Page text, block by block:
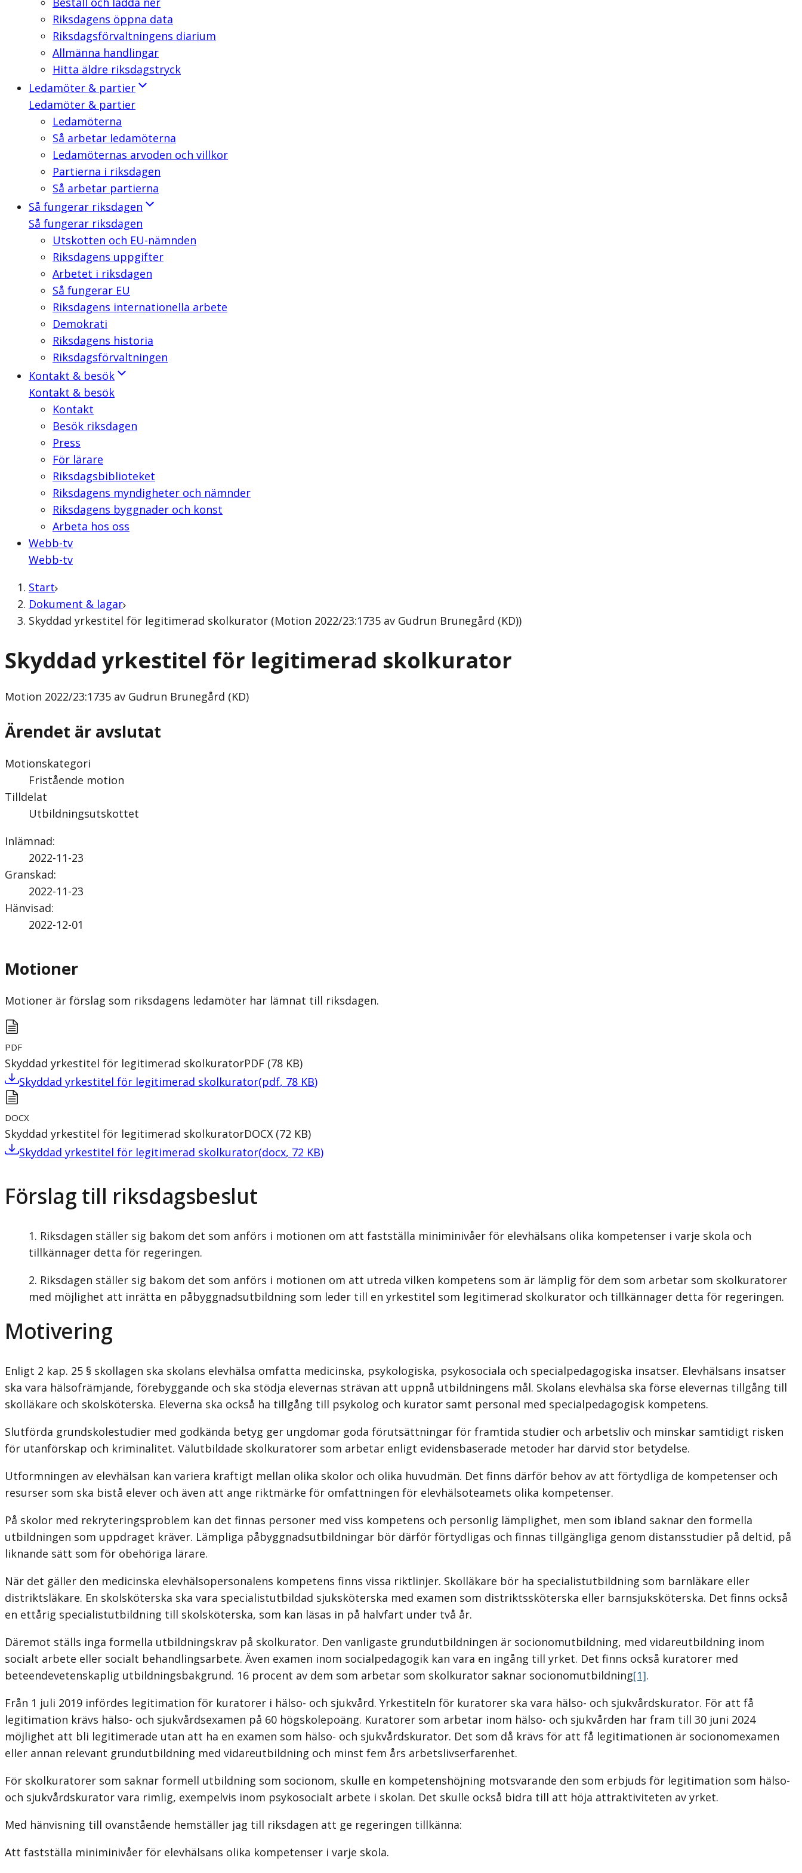
Riksdagens öppna data
Riksdagsförvaltningens diarium
Allmänna handlingar
Hitta äldre riksdagstryck
Ledamöter & partier
Ledamöter & partier
Ledamöterna
Så arbetar ledamöterna
Ledamöternas arvoden och villkor
Partierna i riksdagen
Så arbetar partierna
Så fungerar riksdagen
Så fungerar riksdagen
Utskotten och EU-nämnden
Riksdagens uppgifter
Arbetet i riksdagen
Så fungerar EU
Riksdagens internationella arbete
Demokrati
Riksdagens historia
Riksdagsförvaltningen
Kontakt & besök
Kontakt & besök
Kontakt
Besök riksdagen
Press
För lärare
Riksdagsbiblioteket
Riksdagens myndigheter och nämnder
Riksdagens byggnader och konst
Arbeta hos oss
Webb-tv
Webb-tv
Start
Dokument & lagar
Skyddad yrkestitel för legitimerad skolkurator (Motion 2022/23:1735 av Gudrun Brunegård (KD))
Skyddad yrkestitel för legitimerad skolkurator
Motion 2022/23:1735 av Gudrun Brunegård (KD)
Ärendet är avslutat
Motionskategori
Fristående motion
Tilldelat
Utbildningsutskottet
Inlämnad:
2022-11-23
Granskad:
2022-11-23
Hänvisad:
2022-12-01
Motioner
Motioner är förslag som riksdagens ledamöter har lämnat till riksdagen.
PDF
Skyddad yrkestitel för legitimerad skolkuratorPDF (78 KB)
Skyddad yrkestitel för legitimerad skolkurator(pdf, 78 KB)
DOCX
Skyddad yrkestitel för legitimerad skolkuratorDOCX (72 KB)
Skyddad yrkestitel för legitimerad skolkurator(docx, 72 KB)
Förslag till riksdagsbeslut
Riksdagen ställer sig bakom det som anförs i motionen om att fastställa miniminivåer för elevhälsans olika kompetenser i varje skola och
tillkännager detta för regeringen.
Riksdagen ställer sig bakom det som anförs i motionen om att utreda vilken kompetens som är lämplig för dem som arbetar som skolkuratorer
med möjlighet att inrätta en påbyggnadsutbildning som leder till en yrkestitel som legitimerad skolkurator och tillkännager detta för regeringen.
Motivering
Enligt 2 kap. 25 § skollagen ska skolans elevhälsa omfatta medicinska, psykologiska, psykosociala och specialpedagogiska insatser. Elevhälsans insatser
ska vara hälso­främjande, förebyggande och ska stödja elevernas strävan att uppnå utbildningens mål. Skolans elevhälsa ska förse elevernas tillgång till
skolläkare och skolsköterska. Eleverna ska också ha tillgång till psykolog och kurator samt personal med special­pedagogisk kompetens.
Slutförda grundskolestudier med godkända betyg ger ungdomar goda förutsättningar för framtida studier och arbetsliv och minskar samtidigt risken
för utanförskap och kriminalitet. Välutbildade skolkuratorer som arbetar enligt evidensbaserade metoder har därvid stor betydelse.
Utformningen av elevhälsan kan variera kraftigt mellan olika skolor och olika huvudmän. Det finns därför behov av att förtydliga de kompetenser och
resurser som ska bistå elever och även att ange riktmärke för omfattningen för elevhälsoteamets olika kompetenser.
På skolor med rekryteringsproblem kan det finnas personer med viss kompetens och personlig lämplighet, men som ibland saknar den formella
utbildningen som uppdraget kräver. Lämpliga påbyggnadsutbildningar bör därför förtydligas och finnas tillgängliga genom distansstudier på deltid, på
liknande sätt som för obehöriga lärare.
När det gäller den medicinska elevhälsopersonalens kompetens finns vissa riktlinjer. Skolläkare bör ha specialistutbildning som barnläkare eller
distriktsläkare. En skol­sköterska ska vara specialistutbildad sjuksköterska med examen som distriktssköterska eller barnsjuksköterska. Det finns också
en ettårig specialistutbildning till skolsköterska, som kan läsas in på halvfart under två år.
Däremot ställs inga formella utbildningskrav på skolkurator. Den vanligaste grund­utbildningen är socionomutbildning, med vidareutbildning inom
socialt arbete eller socialt behandlingsarbete. Även examen inom socialpedagogik kan vara en ingång till yrket. Det finns också kuratorer med
beteendevetenskaplig utbildningsbakgrund. 16 procent av dem som arbetar som skolkurator saknar socionomutbildning[1].
Från 1 juli 2019 infördes legitimation för kuratorer i hälso- och sjukvård. Yrkestiteln för kuratorer ska vara hälso- och sjukvårdskurator. För att få
legitimation krävs hälso- och sjukvårdsexamen på 60 högskolepoäng. Kuratorer som arbetar inom hälso- och sjukvården har fram till 30 juni 2024
möjlighet att bli legitimerade utan att ha en examen som hälso- och sjukvårdskurator. Det som då krävs för att få legitimationen är socionomexamen
eller annan relevant grundutbildning med vidareutbildning och minst fem års arbetslivserfarenhet.
För skolkuratorer som saknar formell utbildning som socionom, skulle en kompetens­höjning motsvarande den som erbjuds för legitimation som hälso-
och sjukvårdskurator vara rimlig, exempelvis inom psykosocialt arbete i skolan. Det skulle också bidra till att höja attraktiviteten av yrket.
Med hänvisning till ovanstående hemställer jag till riksdagen att ge regeringen till­känna:
Att fastställa miniminivåer för elevhälsans olika kompetenser i varje skola.